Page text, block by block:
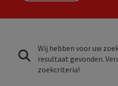
Wij hebben voor uw
resultaat gevonden.
zoekcriteria!